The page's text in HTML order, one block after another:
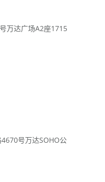
万达广场A2座1715
号万达SOHO公